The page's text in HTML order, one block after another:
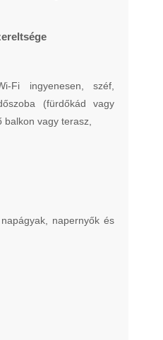
Fi ingyenesen, széf,
(fürdőkád vagy
vagy terasz,
napernyők és